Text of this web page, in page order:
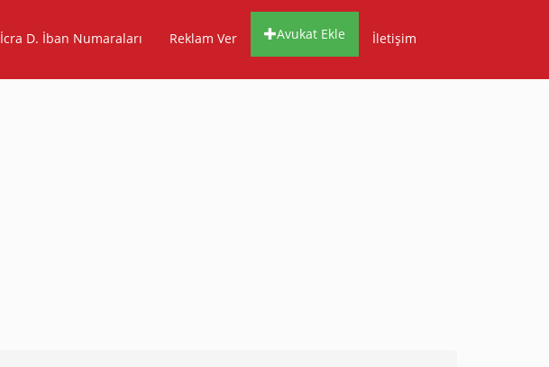
İcra D. İban Numaraları Reklam Ver Avukat Ekle İletişim